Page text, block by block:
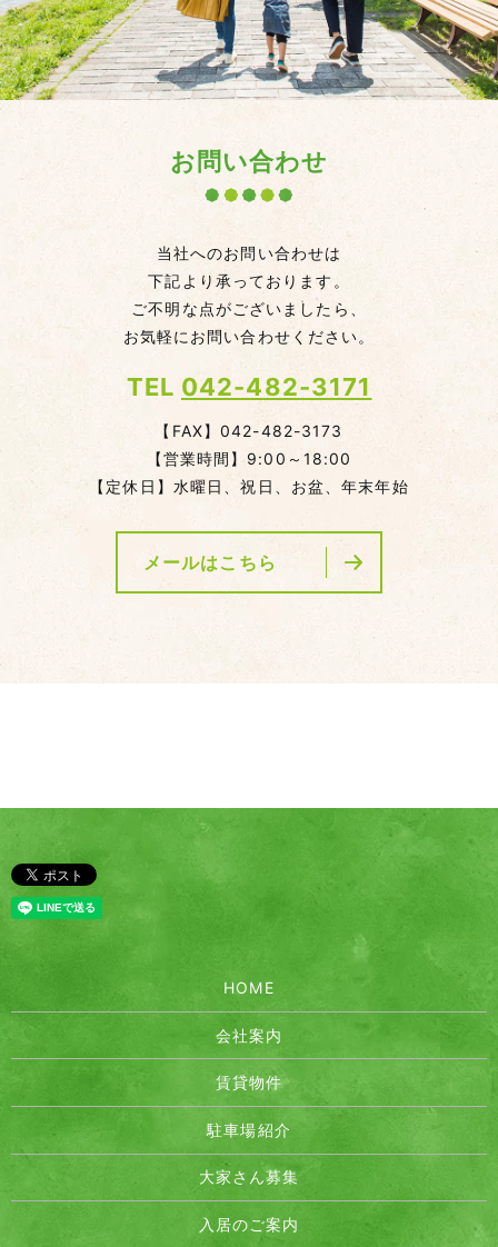
お問い合わせ
当社へのお問い合わせは
下記より承っております。
ご不明な点がございましたら、
お気軽にお問い合わせください。
TEL 042-482-3171
【FAX】042-482-3173
【営業時間】9:00～18:00
【定休日】水曜日、祝日、お盆、年末年始
メールはこちら
HOME
会社案内
賃貸物件
駐車場紹介
大家さん募集
入居のご案内